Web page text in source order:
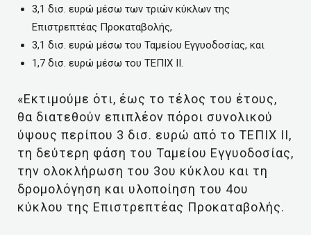
3,1 δισ. ευρώ μέσω των τριών κύκλων της
Επιστρεπτέας Προκαταβολής,
3,1 δισ. ευρώ μέσω του Ταμείου Εγγυοδοσίας, και
1,7 δισ. ευρώ μέσω του ΤΕΠΙΧ ΙΙ.
«Εκτιμούμε ότι, έως το τέλος του έτους,
θα διατεθούν επιπλέον πόροι συνολικού
ύψους περίπου 3 δισ. ευρώ από το ΤΕΠΙΧ ΙΙ,
τη δεύτερη φάση του Ταμείου Εγγυοδοσίας,
την ολοκλήρωση του 3ου κύκλου και τη
δρομολόγηση και υλοποίηση του 4ου
κύκλου της Επιστρεπτέας Προκαταβολής.